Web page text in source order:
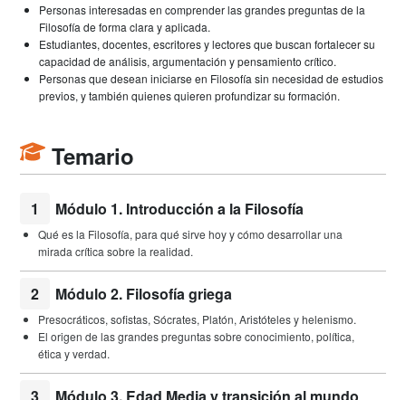
Personas interesadas en comprender las grandes preguntas de la
Filosofía de forma clara y aplicada.
Estudiantes, docentes, escritores y lectores que buscan fortalecer su
capacidad de análisis, argumentación y pensamiento crítico.
Personas que desean iniciarse en Filosofía sin necesidad de estudios
previos, y también quienes quieren profundizar su formación.
Temario
1 Módulo 1. Introducción a la Filosofía
Qué es la Filosofía, para qué sirve hoy y cómo desarrollar una
mirada crítica sobre la realidad.
2 Módulo 2. Filosofía griega
Presocráticos, sofistas, Sócrates, Platón, Aristóteles y helenismo.
El origen de las grandes preguntas sobre conocimiento, política,
ética y verdad.
3
Módulo 3. Edad Media y transición al mundo